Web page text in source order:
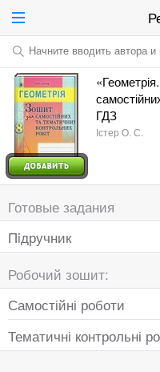
Начните вводить автора и
ГДЗ
Істер О. С.
Готовые задания
Пiдручник
Робочий зошит:
Самостійні роботи
Тематичні контрольні